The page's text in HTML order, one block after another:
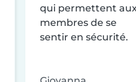
qui permettent
membres de se
sentir en sécurité.